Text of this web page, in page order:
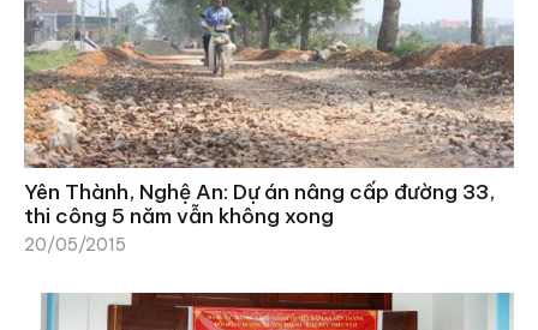
Yên Thành, Nghệ An: Dự án nâng cấp đường 33,
thi công 5 năm vẫn không xong
20/05/2015